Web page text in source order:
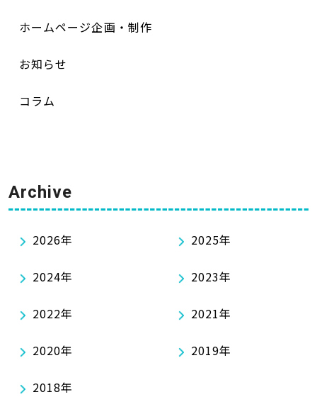
ホームページ企画・制作
お知らせ
コラム
Archive
2026年 2025年
2024年 2023年
2022年 2021年
2020年 2019年
2018年